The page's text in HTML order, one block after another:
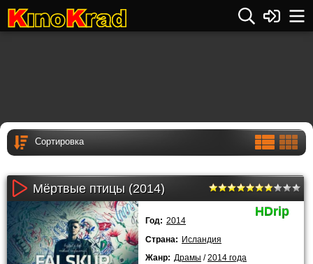
Мёртвые птицы (2014)
HDrip
Год: 2014
Страна: Исландия
Жанр: Драмы /2014 года